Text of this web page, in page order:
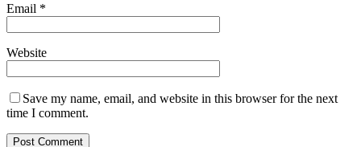
Email *
Website
Save my name, email, and website in this browser for the next
time I comment.